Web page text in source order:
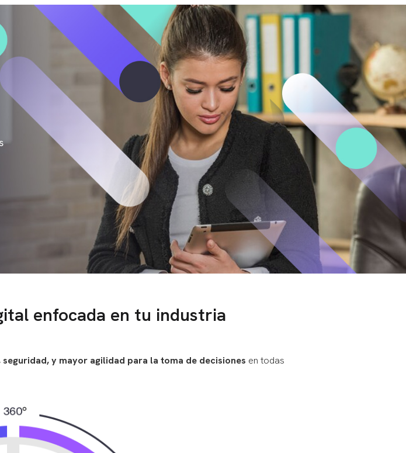
enfocada en tu industria
y mayor agilidad para la toma de decisiones en todas